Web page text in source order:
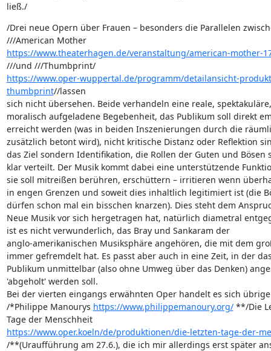
ließ./
/Drei neue Opern über Frauen – besonders die Parallelen
https://www.theaterhagen.de/veranstaltung/american-mother-
https://www.oper-wuppertal.de/programm/detailansicht-
thumbprint//lassen
sich nicht übersehen. Beide verhandeln eine reale,
moralisch aufgeladene Begebenheit, das Publikum soll direkt
erreicht werden (was in beiden Inszenierungen durch die
zusätzlich betont wird), nicht kritische Distanz oder Reflektion
das Ziel sondern Identifikation, die Rollen der Guten und Bösen
klar verteilt. Der Musik kommt dabei eine unterstützende
sie soll mitreißen berühren, erschüttern – irritieren wenn
in engen Grenzen und soweit dies inhaltlich legitimiert ist (die
dürfen schon mal ein bisschen knarzen). Dies steht dem
Neue Musik vor sich hergetragen hat, natürlich diametral
ist es nicht verwunderlich, das Bray und Sankaram der
anglo-amerikanischen Musiksphäre angehören, die mit dem
immer gefremdelt hat. Es passt aber auch in eine Zeit, in der
Publikum unmittelbar (also ohne Umweg über das Denken)
'abgeholt' werden soll.
Bei der vierten eingangs erwähnten Oper handelt es sich
/*Philippe Manourys https://www.philippemanoury.org/ **/Die
https://www.oper.koeln/de/produktionen/die-letzten-tage-der-
/**(Uraufführung am 27.6.), die ich mir allerdings erst später